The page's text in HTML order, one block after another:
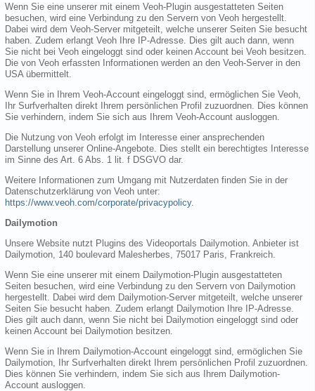
Wenn Sie eine unserer mit einem Veoh-Plugin ausgestatteten Seiten
besuchen, wird eine Verbindung zu den Servern von Veoh hergestellt.
Dabei wird dem Veoh-Server mitgeteilt, welche unserer Seiten Sie besucht
haben. Zudem erlangt Veoh Ihre IP-Adresse. Dies gilt auch dann, wenn
Sie nicht bei Veoh eingeloggt sind oder keinen Account bei Veoh besitzen.
Die von Veoh erfassten Informationen werden an den Veoh-Server in den
USA übermittelt.
Wenn Sie in Ihrem Veoh-Account eingeloggt sind, ermöglichen Sie Veoh,
Ihr Surfverhalten direkt Ihrem persönlichen Profil zuzuordnen. Dies können
Sie verhindern, indem Sie sich aus Ihrem Veoh-Account ausloggen.
Die Nutzung von Veoh erfolgt im Interesse einer ansprechenden
Darstellung unserer Online-Angebote. Dies stellt ein berechtigtes Interesse
im Sinne des Art. 6 Abs. 1 lit. f DSGVO dar.
Weitere Informationen zum Umgang mit Nutzerdaten finden Sie in der
Datenschutzerklärung von Veoh unter:
https://www.veoh.com/corporate/privacypolicy.
Dailymotion
Unsere Website nutzt Plugins des Videoportals Dailymotion. Anbieter ist
Dailymotion, 140 boulevard Malesherbes, 75017 Paris, Frankreich.
Wenn Sie eine unserer mit einem Dailymotion-Plugin ausgestatteten
Seiten besuchen, wird eine Verbindung zu den Servern von Dailymotion
hergestellt. Dabei wird dem Dailymotion-Server mitgeteilt, welche unserer
Seiten Sie besucht haben. Zudem erlangt Dailymotion Ihre IP-Adresse.
Dies gilt auch dann, wenn Sie nicht bei Dailymotion eingeloggt sind oder
keinen Account bei Dailymotion besitzen.
Wenn Sie in Ihrem Dailymotion-Account eingeloggt sind, ermöglichen Sie
Dailymotion, Ihr Surfverhalten direkt Ihrem persönlichen Profil zuzuordnen.
Dies können Sie verhindern, indem Sie sich aus Ihrem Dailymotion-
Account ausloggen.